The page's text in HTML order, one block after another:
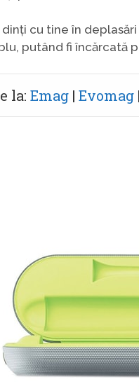
cu tine în
putând fi încărcată
la: Emag | Evomag |